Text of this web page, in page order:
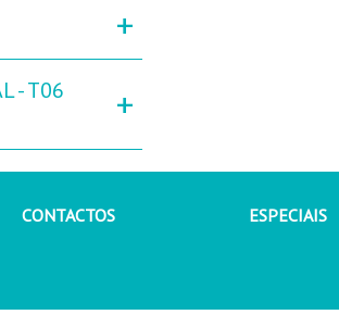
+
- T06
+
CONTACTOS ESPECIAIS